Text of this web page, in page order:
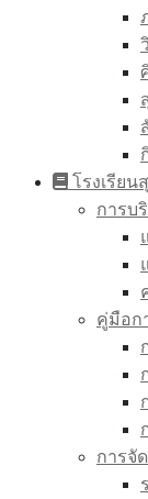
โรงเรียน
การบ
คู่มือก
การจั